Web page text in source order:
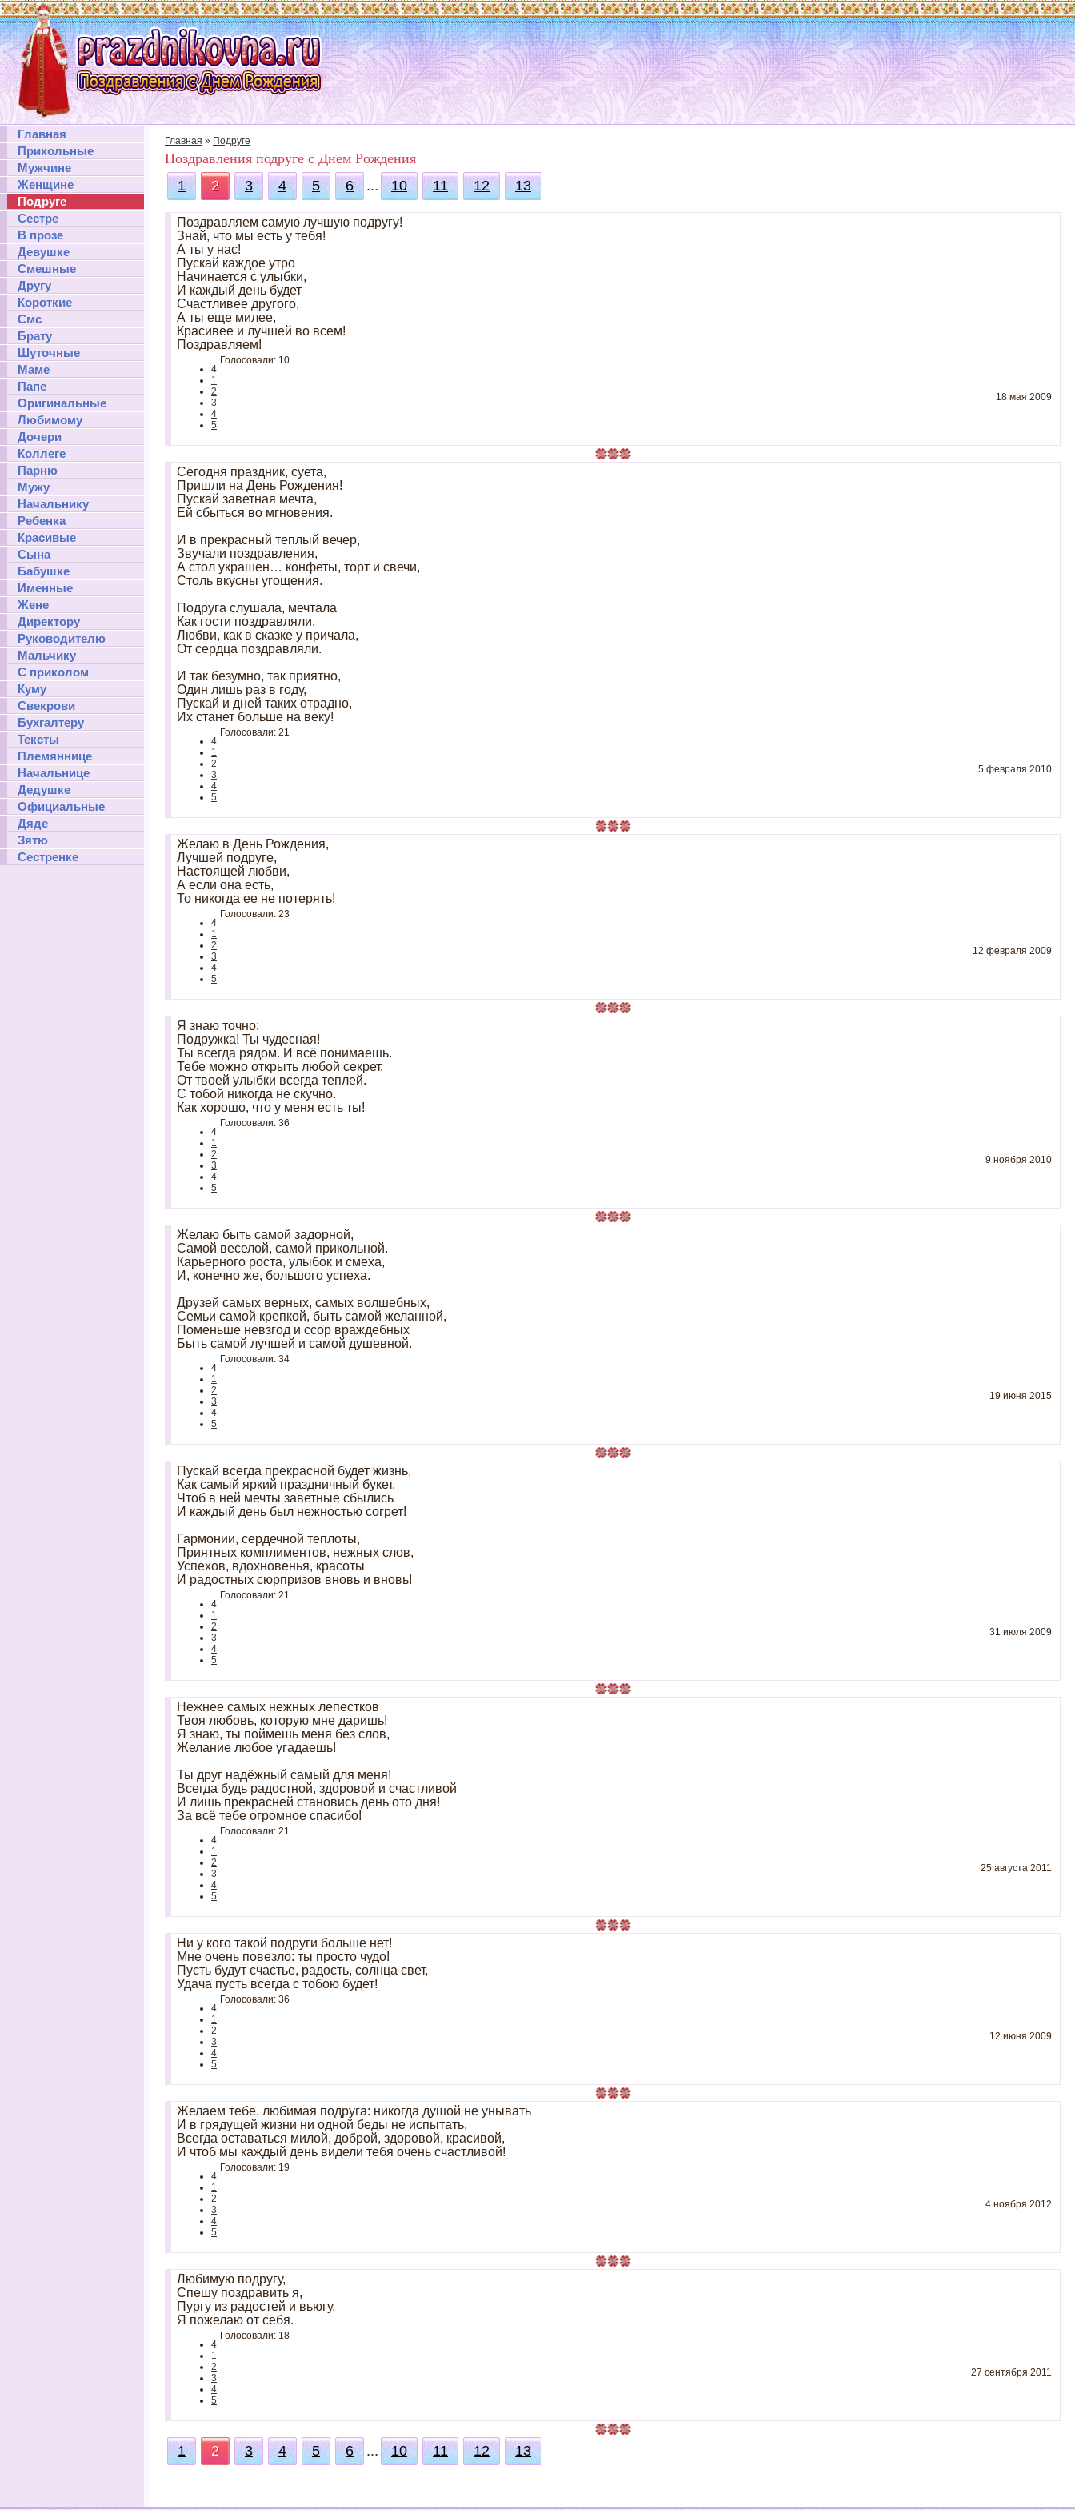
Главная
Прикольные
Мужчине
Женщине
Подруге
Сестре
В прозе
Девушке
Смешные
Другу
Короткие
Смс
Брату
Шуточные
Маме
Папе
Оригинальные
Любимому
Дочери
Коллеге
Парню
Мужу
Начальнику
Ребенка
Красивые
Сына
Бабушке
Именные
Жене
Директору
Руководителю
Мальчику
С приколом
Куму
Свекрови
Бухгалтеру
Тексты
Племяннице
Начальнице
Дедушке
Официальные
Дяде
Зятю
Сестренке
Главная » Подруге
Поздравления подруге с Днем Рождения
1
2 3 4 5 6 ... 10 11 12 13
Поздравляем самую лучшую подругу!
Знай, что мы есть у тебя!
А ты у нас!
Пускай каждое утро
Начинается с улыбки,
И каждый день будет
Счастливее другого,
А ты еще милее,
Красивее и лучшей во всем!
Поздравляем!
4
1
2
3
4
5
Голосовали: 10
18 мая 2009
Сегодня праздник, суета,
Пришли на День Рождения!
Пускай заветная мечта,
Ей сбыться во мгновения.
И в прекрасный теплый вечер,
Звучали поздравления,
А стол украшен… конфеты, торт и свечи,
Столь вкусны угощения.
Подруга слушала, мечтала
Как гости поздравляли,
Любви, как в сказке у причала,
От сердца поздравляли.
И так безумно, так приятно,
Один лишь раз в году,
Пускай и дней таких отрадно,
Их станет больше на веку!
4
1
2
3
4
5
Голосовали: 21
5 февраля 2010
Желаю в День Рождения,
Лучшей подруге,
Настоящей любви,
А если она есть,
То никогда ее не потерять!
4
1
2
3
4
5
Голосовали: 23
12 февраля 2009
Я знаю точно:
Подружка! Ты чудесная!
Ты всегда рядом. И всё понимаешь.
Тебе можно открыть любой секрет.
От твоей улыбки всегда теплей.
С тобой никогда не скучно.
Как хорошо, что у меня есть ты!
4
1
2
3
4
5
Голосовали: 36
9 ноября 2010
Желаю быть самой задорной,
Самой веселой, самой прикольной.
Карьерного роста, улыбок и смеха,
И, конечно же, большого успеха.
Друзей самых верных, самых волшебных,
Семьи самой крепкой, быть самой желанной,
Поменьше невзгод и ссор враждебных
Быть самой лучшей и самой душевной.
4
1
2
3
4
5
Голосовали: 34
19 июня 2015
Пускай всегда прекрасной будет жизнь,
Как самый яркий праздничный букет,
Чтоб в ней мечты заветные сбылись
И каждый день был нежностью согрет!
Гармонии, сердечной теплоты,
Приятных комплиментов, нежных слов,
Успехов, вдохновенья, красоты
И радостных сюрпризов вновь и вновь!
4
1
2
3
4
5
Голосовали: 21
31 июля 2009
Нежнее самых нежных лепестков
Твоя любовь, которую мне даришь!
Я знаю, ты поймешь меня без слов,
Желание любое угадаешь!
Ты друг надёжный самый для меня!
Всегда будь радостной, здоровой и счастливой
И лишь прекрасней становись день ото дня!
За всё тебе огромное спасибо!
4
1
2
3
4
5
Голосовали: 21
25 августа 2011
Ни у кого такой подруги больше нет!
Мне очень повезло: ты просто чудо!
Пусть будут счастье, радость, солнца свет,
Удача пусть всегда с тобою будет!
4
1
2
3
4
5
Голосовали: 36
12 июня 2009
Желаем тебе, любимая подруга: никогда душой не унывать
И в грядущей жизни ни одной беды не испытать,
Всегда оставаться милой, доброй, здоровой, красивой,
И чтоб мы каждый день видели тебя очень счастливой!
4
1
2
3
4
5
Голосовали: 19
4 ноября 2012
Любимую подругу,
Спешу поздравить я,
Пургу из радостей и вьюгу,
Я пожелаю от себя.
4
1
2
3
4
5
Голосовали: 18
27 сентября 2011
1 2 3 4 5 6 ... 10 11 12 13